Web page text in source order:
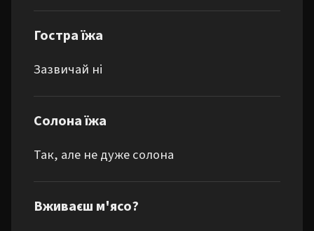
Гостра їжа
Зазвичай ні
Солона їжа
Так, але не дуже солона
Вживаєш м'ясо?